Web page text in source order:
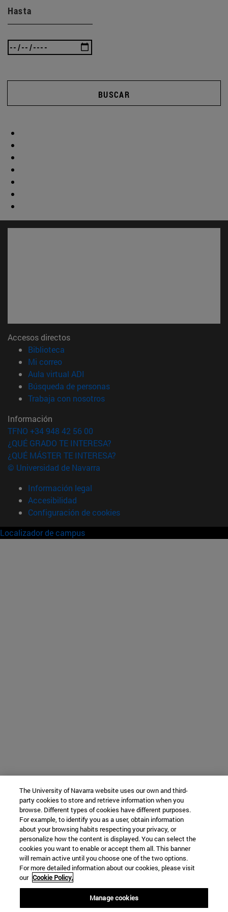
Hasta
BUSCAR
Accesos directos
Biblioteca
Mi correo(abre en nueva ventana)
Aula virtual ADI
Búsqueda de personas(abre en nueva ventana)
Trabaja con nosotros(abre en nueva ventana)
Información
TFNO +34 948 42 56 00
¿QUÉ GRADO TE INTERESA?
¿QUÉ MÁSTER TE INTERESA?
© Universidad de Navarra
Información legal
Accesibilidad
Configuración de cookies
Localizador de campus
The University of Navarra website uses our own and third-
party cookies to store and retrieve information when you
browse. Different types of cookies have different purposes.
For example, to identify you as a user, obtain information
about your browsing habits respecting your privacy, or
personalize how the content is displayed. You can select the
cookies you want to enable or accept them all. This banner
will remain active until you choose one of the two options.
For more detailed information about our cookies, please visit
our Cookie Policy.
Manage cookies